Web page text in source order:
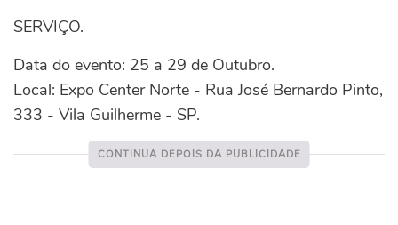
SERVIÇO.
Data do evento: 25 a 29 de Outubro.
Local: Expo Center Norte - Rua José Bernardo Pinto,
333 - Vila Guilherme - SP.